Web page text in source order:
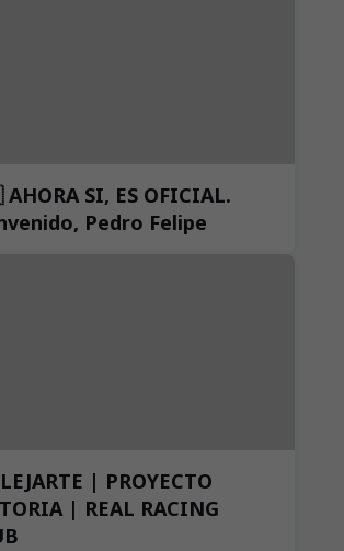
SI, ES OFICIAL.
Pedro Felipe
| PROYECTO
| REAL RACING